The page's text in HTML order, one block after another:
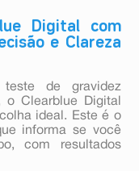
Digital com
e Clareza
de gravidez
Clearblue Digital
ideal. Este é o
informa se você
com resultados